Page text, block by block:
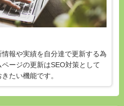
報や実績を自分達で更新する為
ージの更新はSEO対策として
たい機能です。